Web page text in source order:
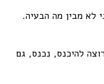
לא מבין מה הבעיה.
להיכנס, נכנס, גם